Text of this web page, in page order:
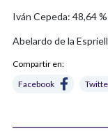
Iván Cepeda: 48,64
Abelardo de la
Compartir en:
Facebook